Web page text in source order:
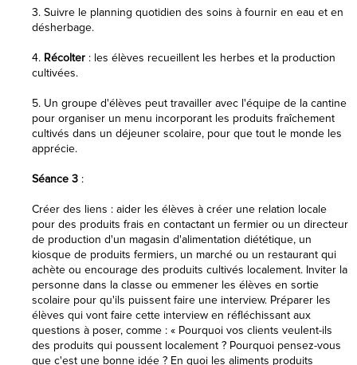
3. Suivre le planning quotidien des soins à fournir en eau et en
désherbage.
4. Récolter : les élèves recueillent les herbes et la production
cultivées.
5. Un groupe d'élèves peut travailler avec l'équipe de la cantine
pour organiser un menu incorporant les produits fraîchement
cultivés dans un déjeuner scolaire, pour que tout le monde les
apprécie.
Séance 3 :
Créer des liens : aider les élèves à créer une relation locale
pour des produits frais en contactant un fermier ou un directeur
de production d'un magasin d'alimentation diététique, un
kiosque de produits fermiers, un marché ou un restaurant qui
achète ou encourage des produits cultivés localement. Inviter la
personne dans la classe ou emmener les élèves en sortie
scolaire pour qu'ils puissent faire une interview. Préparer les
élèves qui vont faire cette interview en réfléchissant aux
questions à poser, comme : « Pourquoi vos clients veulent-ils
des produits qui poussent localement ? Pourquoi pensez-vous
que c'est une bonne idée ? En quoi les aliments produits